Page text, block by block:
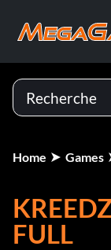
Home Games
FULL